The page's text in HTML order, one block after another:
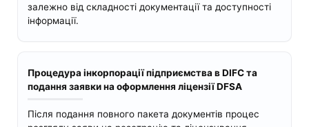
залежно від складності документації та доступності
інформації.
Процедура інкорпорації підприємства в DIFC та
подання заявки на оформлення ліцензії DFSA
Після подання повного пакета документів процес